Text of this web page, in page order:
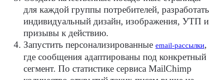
для каждой группы потребителей, разработать
индивидуальный дизайн, изображения, УТП и
призывы к действию.
Запустить персонализированные email-рассылки,
где сообщения адаптированы под конкретный
сегмент. По статистике сервиса MailChimp